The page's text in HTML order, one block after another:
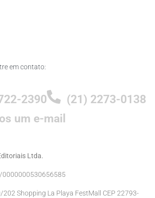
em contato:
2390
(21) 2273-0138
um e-mail
Ltda.
202 Shopping La Playa FestMall CEP 22793-